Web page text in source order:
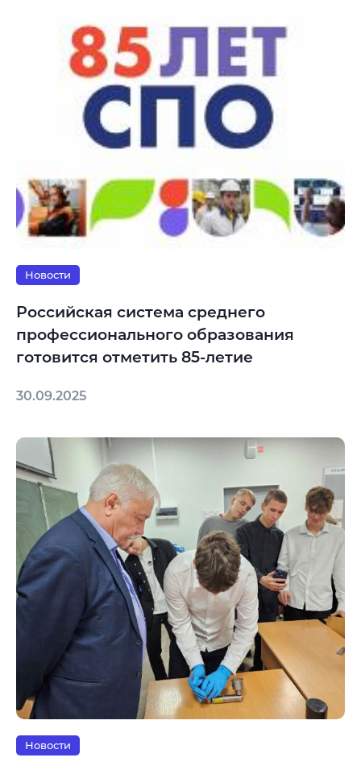
Новости
Российская система среднего
профессионального образования
готовится отметить 85-летие
30.09.2025
Новости